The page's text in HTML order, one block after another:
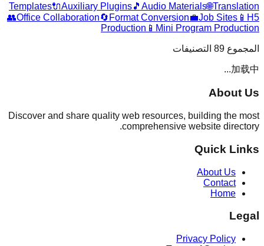
Templates🔌Auxiliary Plugins🎵 Audio Materials🌐Translation
👥Office Collaboration🔄 Format Conversion💼Job Sites 📱 H5
Production 📱 Mini Program Production
المجموع 89 التصنيفات
加载中...
About Us
Discover and share quality web resources, building the most
comprehensive website directory.
Quick Links
About Us
Contact
Home
Legal
Privacy Policy